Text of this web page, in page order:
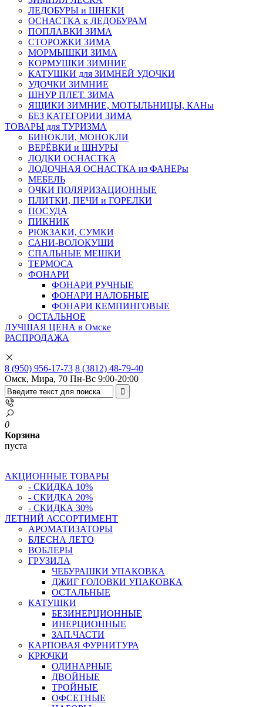
ЛЕДОБУРЫ и ШНЕКИ
ОСНАСТКА к ЛЕДОБУРАМ
ПОПЛАВКИ ЗИМА
СТОРОЖКИ ЗИМА
МОРМЫШКИ ЗИМА
КОРМУШКИ ЗИМНИЕ
КАТУШКИ для ЗИМНЕЙ УДОЧКИ
УДОЧКИ ЗИМНИЕ
ШНУР ПЛЕТ. ЗИМА
ЯЩИКИ ЗИМНИЕ, МОТЫЛЬНИЦЫ, КАНы
БЕЗ КАТЕГОРИИ ЗИМА
ТОВАРЫ для ТУРИЗМА
БИНОКЛИ, МОНОКЛИ
ВЕРЁВКИ и ШНУРЫ
ЛОДКИ ОСНАСТКА
ЛОДОЧНАЯ ОСНАСТКА из ФАНЕРы
МЕБЕЛЬ
ОЧКИ ПОЛЯРИЗАЦИОННЫЕ
ПЛИТКИ, ПЕЧИ и ГОРЕЛКИ
ПОСУДА
ПИКНИК
РЮКЗАКИ, СУМКИ
САНИ-ВОЛОКУШИ
СПАЛЬНЫЕ МЕШКИ
ТЕРМОСА
ФОНАРИ
ФОНАРИ РУЧНЫЕ
ФОНАРИ НАЛОБНЫЕ
ФОНАРИ КЕМПИНГОВЫЕ
ОСТАЛЬНОЕ
ЛУЧШАЯ ЦЕНА в Омске
РАСПРОДАЖА
8 (950) 956-17-73 8 (3812) 48-79-40
Омск, Мира, 70 Пн-Вс 9:00-20:00
0
Корзина
пуста
АКЦИОННЫЕ ТОВАРЫ
- СКИДКА 10%
- СКИДКА 20%
- СКИДКА 30%
ЛЕТНИЙ АССОРТИМЕНТ
АРОМАТИЗАТОРЫ
БЛЕСНА ЛЕТО
ВОБЛЕРЫ
ГРУЗИЛА
ЧЕБУРАШКИ УПАКОВКА
ДЖИГ ГОЛОВКИ УПАКОВКА
ОСТАЛЬНЫЕ
КАТУШКИ
БЕЗИНЕРЦИОННЫЕ
ИНЕРЦИОННЫЕ
ЗАП.ЧАСТИ
КАРПОВАЯ ФУРНИТУРА
КРЮЧКИ
ОДИНАРНЫЕ
ДВОЙНЫЕ
ТРОЙНЫЕ
ОФСЕТНЫЕ